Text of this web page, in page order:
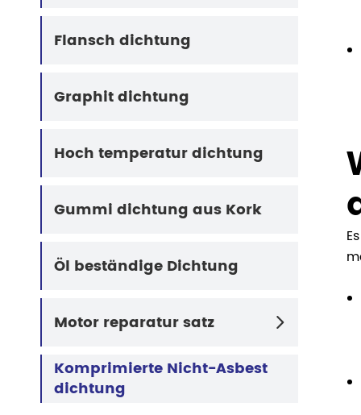
Flansch dichtung
Graphit dichtung
Hoch temperatur dichtung
Gummi dichtung aus Kork
Öl beständige Dichtung
Motor reparatur satz 
Komprimierte Nicht-Asbest
dichtung